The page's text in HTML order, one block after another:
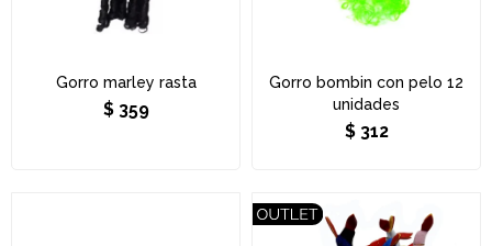
Gorro marley rasta
$ 359
Gorro bombin con pelo 12
unidades
$ 312